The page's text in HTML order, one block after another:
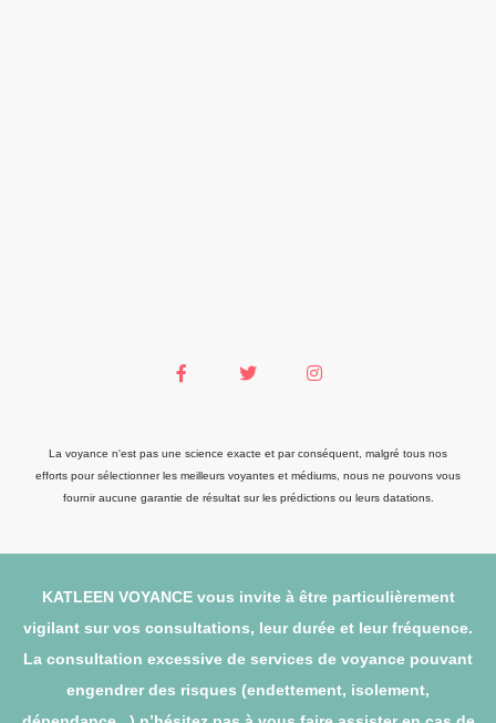
La voyance n'est pas une science exacte et par conséquent, malgré tous nos
efforts pour sélectionner les meilleurs voyantes et médiums, nous ne pouvons vous
fournir aucune garantie de résultat sur les prédictions ou leurs datations.
KATLEEN VOYANCE vous invite à être particulièrement
vigilant sur vos consultations, leur durée et leur fréquence.
La consultation excessive de services de voyance pouvant
engendrer des risques (endettement, isolement,